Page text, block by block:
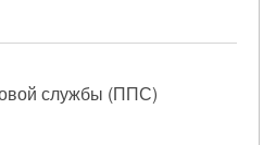
службы (ППС)